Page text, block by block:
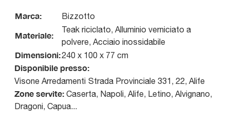
Marca: Bizzotto
Materiale:
Teak riciclato, Alluminio verniciato a
polvere, Acciaio inossidabile
Dimensioni:240 x 100 x 77 cm
Disponibile presso:
Visone Arredamenti Strada Provinciale 331, 22, Alife
Zone servite: Caserta, Napoli, Alife, Letino, Alvignano,
Dragoni, Capua...